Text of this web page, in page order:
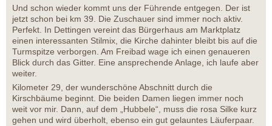
Und schon wieder kommt uns der Führende entgegen. Der ist
jetzt schon bei km 39. Die Zuschauer sind immer noch aktiv.
Perfekt. In Dettingen vereint das Bürgerhaus am Marktplatz
einen interessanten Stilmix, die Kirche dahinter bleibt bis auf die
Turmspitze verborgen. Am Freibad wage ich einen genaueren
Blick durch das Gitter. Eine ansprechende Anlage, ich laufe aber
weiter.
Kilometer 29, der wunderschöne Abschnitt durch die
Kirschbäume beginnt. Die beiden Damen liegen immer noch
weit vor mir. Dann, auf dem „Hubbele“, muss die rosa Silke kurz
gehen und wird überholt, ebenso ein gut gelauntes Läuferpaar.